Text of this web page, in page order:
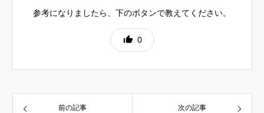
参考になりましたら、下のボタンで教えてください。
0
前の記事 次の記事